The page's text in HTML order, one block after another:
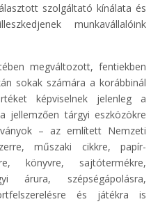
szolgáltató kínálata és
munkavállalóink
megváltozott, fentiekben
sokak számára a korábbinál
képviselnek jelenleg a
jellemzően tárgyi eszközökre
– az említett Nemzeti
műszaki cikkre, papír-
könyvre, sajtótermékre,
árura, szépségápolásra,
és játékra is